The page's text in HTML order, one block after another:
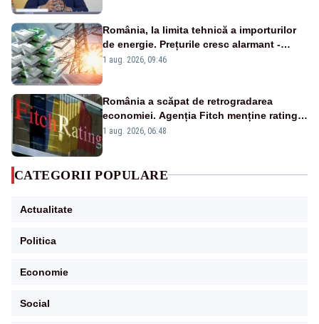
România, la limita tehnică a importurilor
de energie. Prețurile cresc alarmant -
Analiză Realitatea Plus
1 aug. 2026, 09:46
România a scăpat de retrogradarea
economiei. Agenția Fitch menține ratingul
„BBB-” cu perspectivă negativă
1 aug. 2026, 06:48
CATEGORII POPULARE
Actualitate
Politica
Economie
Social